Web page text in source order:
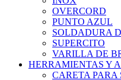
OVERCORD
PUNTO AZUL
SOLDADURA
SUPERCITO
VARILLA DE
HERRAMIENTAS Y
CARETA PARA